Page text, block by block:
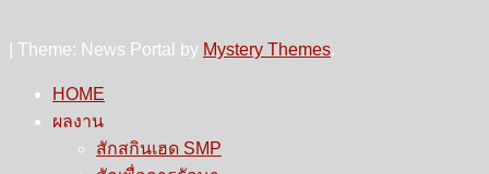
Theme: News Portal by Mystery Themes.
HOME
ผลงาน
สักสกินเฮด SMP